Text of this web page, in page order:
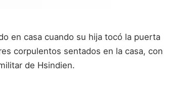
en casa cuando su hija tocó la puerta
corpulentos sentados en la casa, con
de Hsindien.